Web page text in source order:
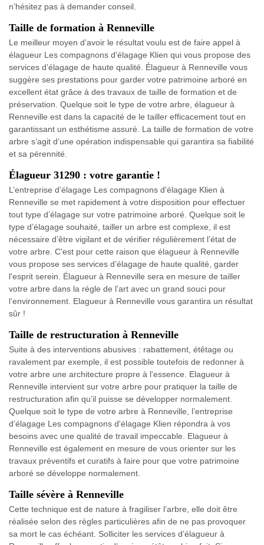
n’hésitez pas à demander conseil.
Taille de formation à Renneville
Le meilleur moyen d’avoir le résultat voulu est de faire appel à
élagueur Les compagnons d'élagage Klien qui vous propose des
services d’élagage de haute qualité. Élagueur à Renneville vous
suggère ses prestations pour garder votre patrimoine arboré en
excellent état grâce à des travaux de taille de formation et de
préservation. Quelque soit le type de votre arbre, élagueur à
Renneville est dans la capacité de le tailler efficacement tout en
garantissant un esthétisme assuré. La taille de formation de votre
arbre s’agit d’une opération indispensable qui garantira sa fiabilité
et sa pérennité.
Élagueur 31290 : votre garantie !
L’entreprise d’élagage Les compagnons d'élagage Klien à
Renneville se met rapidement à votre disposition pour effectuer
tout type d’élagage sur votre patrimoine arboré. Quelque soit le
type d’élagage souhaité, tailler un arbre est complexe, il est
nécessaire d’être vigilant et de vérifier régulièrement l’état de
votre arbre. C'est pour cette raison que élagueur à Renneville
vous propose ses services d’élagage de haute qualité, garder
l'esprit serein. Élagueur à Renneville sera en mesure de tailler
votre arbre dans la règle de l’art avec un grand souci pour
l’environnement. Elagueur à Renneville vous garantira un résultat
sûr !
Taille de restructuration à Renneville
Suite à des interventions abusives : rabattement, étêtage ou
ravalement par exemple, il est possible toutefois de redonner à
votre arbre une architecture propre à l'essence. Elagueur à
Renneville intervient sur votre arbre pour pratiquer la taille de
restructuration afin qu’il puisse se développer normalement.
Quelque soit le type de votre arbre à Renneville, l’entreprise
d’élagage Les compagnons d'élagage Klien répondra à vos
besoins avec une qualité de travail impeccable. Elagueur à
Renneville est également en mesure de vous orienter sur les
travaux préventifs et curatifs à faire pour que votre patrimoine
arboré se développe normalement.
Taille sévère à Renneville
Cette technique est de nature à fragiliser l’arbre, elle doit être
réalisée selon des règles particulières afin de ne pas provoquer
sa mort le cas échéant. Solliciter les services d’élagueur à